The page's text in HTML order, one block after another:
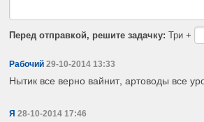
Перед отправкой, решите задачку: Три +
Рабочий 29-10-2014 13:33
Нытик все верно вайнит, артоводы все
Я 28-10-2014 17:46